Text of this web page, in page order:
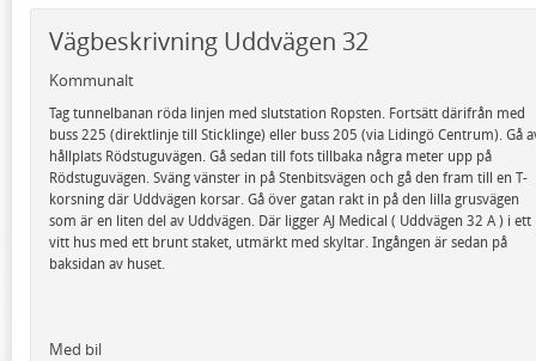
Vägbeskrivning Uddvägen 32
Kommunalt
Tag tunnelbanan röda linjen med slutstation Ropsten. Fortsätt därifrån med
buss 225 (direktlinje till Sticklinge) eller buss 205 (via Lidingö Centrum). Gå
hållplats Rödstuguvägen. Gå sedan till fots tillbaka några meter upp på
Rödstuguvägen. Sväng vänster in på Stenbitsvägen och gå den fram till en T-
korsning där Uddvägen korsar. Gå över gatan rakt in på den lilla grusvägen
som är en liten del av Uddvägen. Där ligger AJ Medical ( Uddvägen 32 A ) i ett
vitt hus med ett brunt staket, utmärkt med skyltar. Ingången är sedan på
baksidan av huset.
Med bil